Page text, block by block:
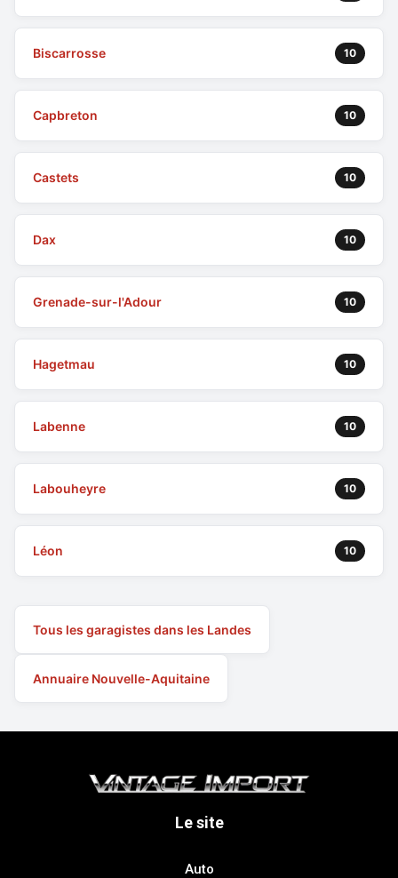
Biscarrosse 10
Capbreton 10
Castets 10
Dax 10
Grenade-sur-l'Adour 10
Hagetmau 10
Labenne 10
Labouheyre 10
Léon 10
Tous les garagistes dans les Landes
Annuaire Nouvelle-Aquitaine
Le site
Auto